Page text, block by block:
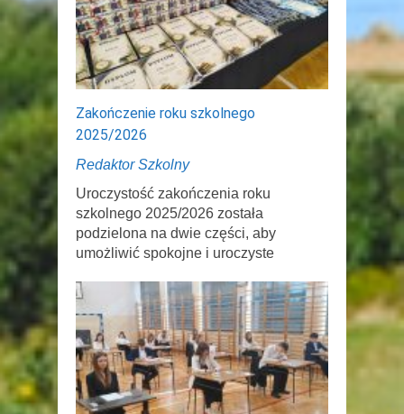
Zakończenie roku szkolnego
2025/2026
Redaktor Szkolny
Uroczystość zakończenia roku
szkolnego 2025/2026 została
podzielona na dwie części, aby
umożliwić spokojne i uroczyste